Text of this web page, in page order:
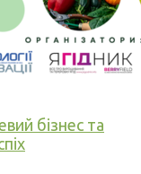
бізнес та